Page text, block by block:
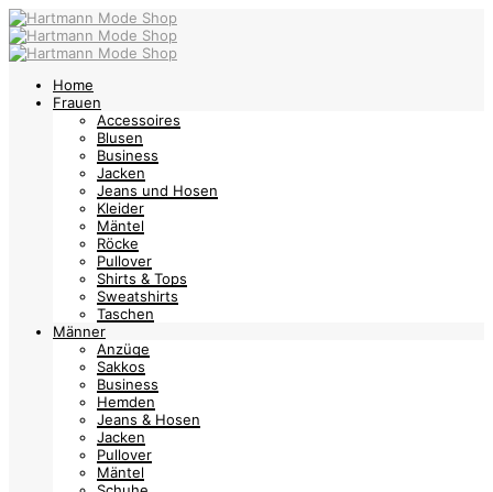
Home
Frauen
Accessoires
Blusen
Business
Jacken
Jeans und Hosen
Kleider
Mäntel
Röcke
Pullover
Shirts & Tops
Sweatshirts
Taschen
Männer
Anzüge
Sakkos
Business
Hemden
Jeans & Hosen
Jacken
Pullover
Mäntel